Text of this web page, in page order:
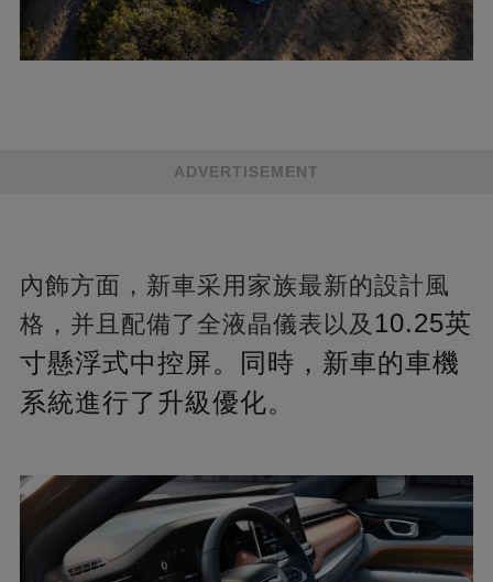
ADVERTISEMENT
內飾方面，新車采用家族最新的設計風
格，并且配備了全液晶儀表以及 10.25英
寸懸浮式中控屏。同時，新車的車機
系統進行了升級優化。